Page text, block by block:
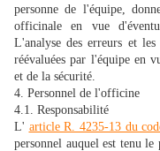
personne de l'équipe,
officinale en vue
L'analyse des erreurs et
réévaluées par l'équipe en
et de la sécurité.
4. Personnel de l'officine
4.1. Responsabilité
L' article R. 4235-13 du
personnel auquel est tenu